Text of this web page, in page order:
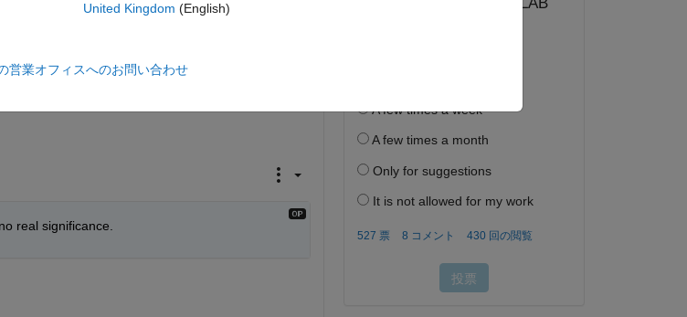
0 and 90.
real significance.
United Kingdom (English)
営業オフィスへのお問い合わせ